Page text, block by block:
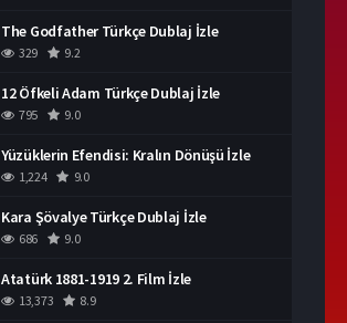
The Godfather Türkçe Dublaj İzle
329 9.2
12 Öfkeli Adam Türkçe Dublaj İzle
795 9.0
Yüzüklerin Efendisi: Kralın Dönüşü İzle
1,224 9.0
Kara Şövalye Türkçe Dublaj İzle
686 9.0
Atatürk 1881-1919 2. Film İzle
13,373 8.9